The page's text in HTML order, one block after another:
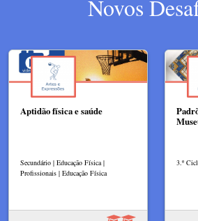
Novos
Aptidão física e saúde
Secundário | Educação Física |
Profissionais | Educação Física
3.º